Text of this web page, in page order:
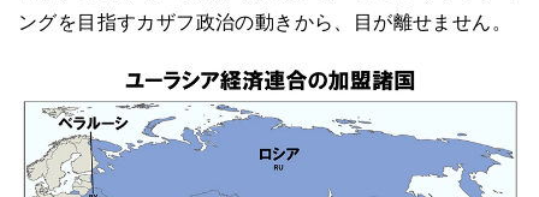
ングを目指すカザフ政治の動きから、目が離せません。